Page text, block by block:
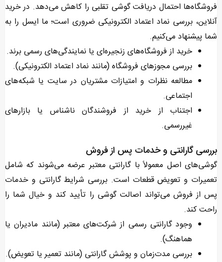
فروشگاه‌ها احتمال دریافت گوشی تقلبی را کاهش می‌دهد. در خرید
آنلاین، بررسی نماد اعتماد الکترونیکی ضروری است؛ ما ایسل را به
شما پیشنهاد می‌کنیم.
خرید از فروشگاه‌های زنجیره‌ای یا نمایندگی‌های رسمی برند.
بررسی مجوزهای فروشگاه (مانند نماد اعتماد الکترونیکی).
مطالعه نظرات و امتیازات مشتریان در سایت یا شبکه‌های
اجتماعی.
اجتناب از خرید از فروشندگان ناشناس یا بازارهای
غیررسمی.
بررسی گارانتی و خدمات پس از فروش
گوشی‌های اصل معمولاً با گارانتی معتبر عرضه می‌شوند که شامل
تعمیرات و تعویض قطعات است. بررسی شرایط گارانتی و خدمات
پس از فروش می‌تواند اصالت گوشی را تأیید کند و خیال شما را
راحت کند.
وجود گارانتی رسمی از شرکت‌های معتبر (مانند مادیران یا
هماهنگ).
بررسی مدت‌زمان و پوشش گارانتی (مانند تعمیر یا تعویض).